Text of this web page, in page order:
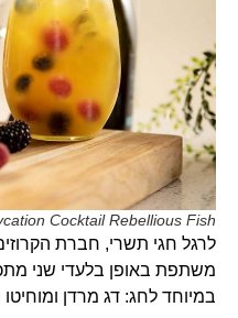
Cocktail Rebellious Fish
משתפת באופן בלעדי שני
במיוחד לחג: דג מרדן ומוחיטו